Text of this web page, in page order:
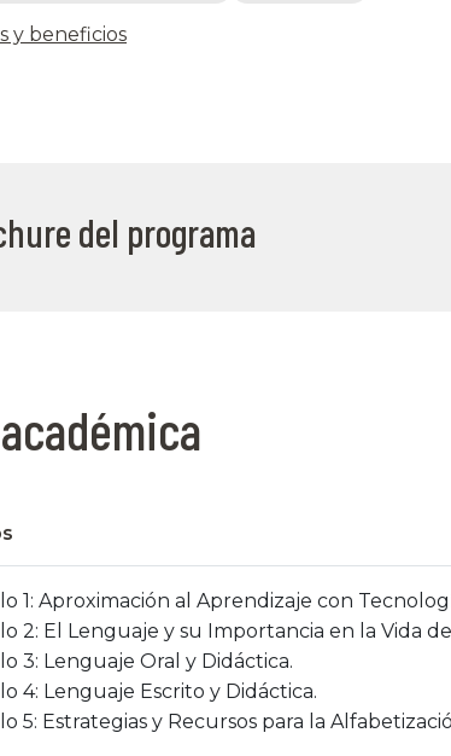
y beneficios
del programa
1: Aproximación al Aprendizaje con
2: El Lenguaje y su Importancia en la Vida
3: Lenguaje Oral y Didáctica.
4: Lenguaje Escrito y Didáctica.
5: Estrategias y Recursos para la